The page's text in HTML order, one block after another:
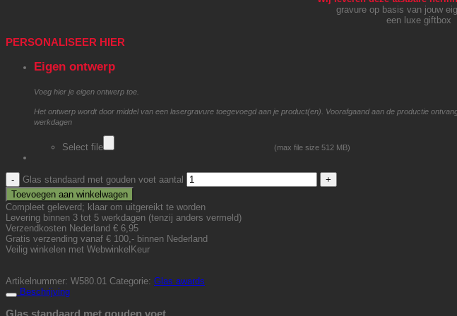
gravure op basis van jouw
een luxe giftbox
PERSONALISEER HIER
Eigen ontwerp
Voeg hier je eigen ontwerp toe.
Het ontwerp wordt door middel van een lasergravure toegevoegd aan je product(en). Voorafgaand aan de productie
werkdagen
Select file (max file size 512 MB)
Glas standaard met gouden voet aantal
Toevoegen aan winkelwagen
Compleet geleverd; klaar om uitgereikt te worden
Levering binnen 3 tot 5 werkdagen (tenzij anders vermeld)
Verzendkosten Nederland € 6,95
Gratis verzending vanaf € 100,- binnen Nederland
Veilig winkelen met WebwinkelKeur
Artikelnummer: W580.01 Categorie: Glas awards
Beschrijving
Glas standaard met gouden voet